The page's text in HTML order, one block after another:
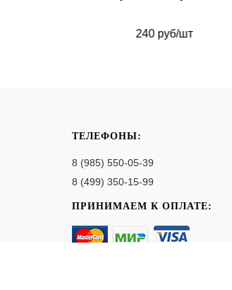
240 руб/шт
ТЕЛЕФОНЫ:
8 (985) 550-05-39
8 (499) 350-15-99
ПРИНИМАЕМ К ОПЛАТЕ: